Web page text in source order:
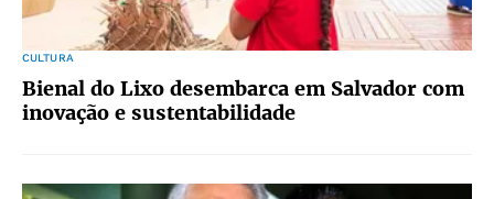
CULTURA
Bienal do Lixo desembarca em Salvador com
inovação e sustentabilidade